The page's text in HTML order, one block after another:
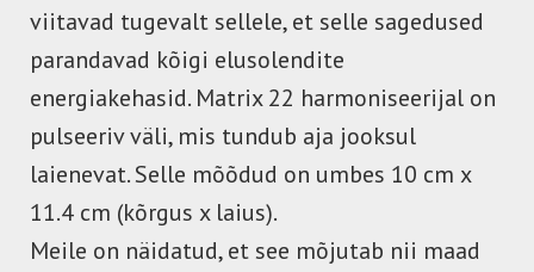
viitavad tugevalt sellele, et selle sagedused
parandavad kõigi elusolendite
energiakehasid. Matrix 22 harmoniseerijal on
pulseeriv väli, mis tundub aja jooksul
laienevat. Selle mõõdud on umbes 10 cm x
11.4 cm (kõrgus x laius).
Meile on näidatud, et see mõjutab nii maad